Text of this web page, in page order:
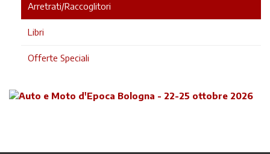
Arretrati/Raccoglitori
Libri
Offerte Speciali